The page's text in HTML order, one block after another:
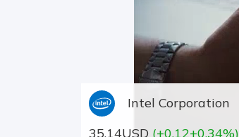
Intel Corporation
35.14USD (+0.12+0.34%)